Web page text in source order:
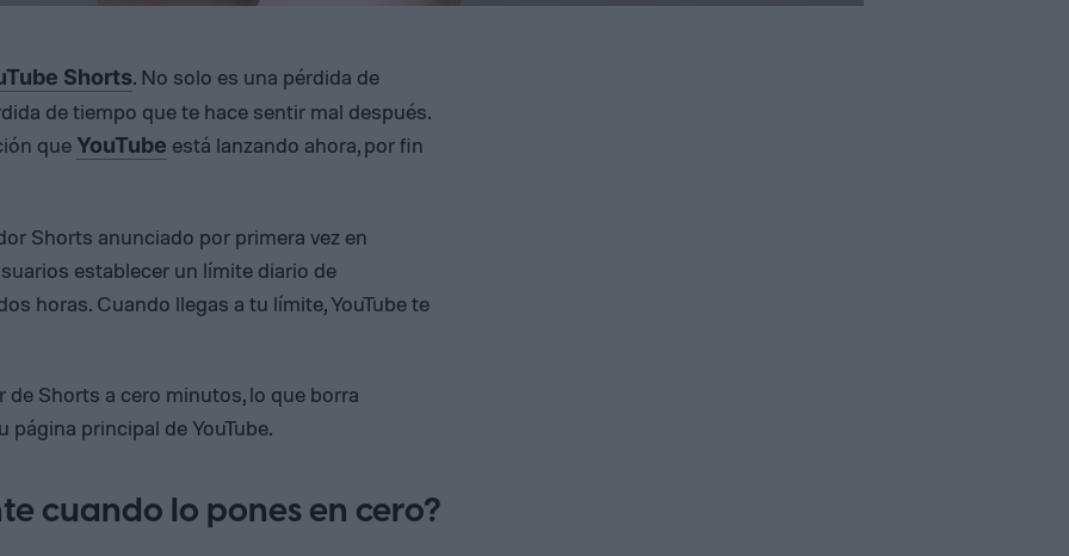
Shorts. No solo es una pérdida de
de tiempo que te hace sentir mal después.
que YouTube está lanzando ahora, por fin
Shorts anunciado por primera vez en
establecer un límite diario de
horas. Cuando llegas a tu límite, YouTube te
Shorts a cero minutos, lo que borra
principal de YouTube.
cuando lo pones en cero?